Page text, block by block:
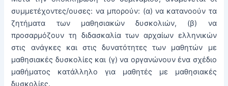
συμμετέχοντες/ουσες: να μπορούν: (α) να κατανοούν τα
ζητήματα των μαθησιακών δυσκολιών, (β) να
προσαρμόζουν τη διδασκαλία των αρχαίων ελληνικών
στις ανάγκες και στις δυνατότητες των μαθητών με
μαθησιακές δυσκολίες και (γ) να οργανώνουν ένα σχέδιο
μαθήματος κατάλληλο για μαθητές με μαθησιακές
δυσκολίες.